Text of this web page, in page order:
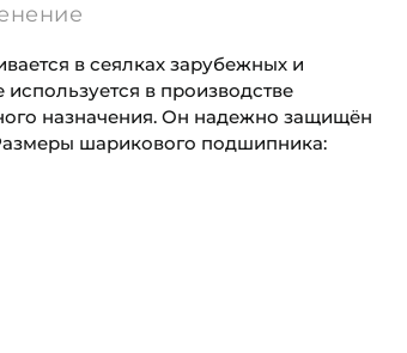
в сеялках зарубежных и
в производстве
назначения. Он надежно защищён
шарикового подшипника: